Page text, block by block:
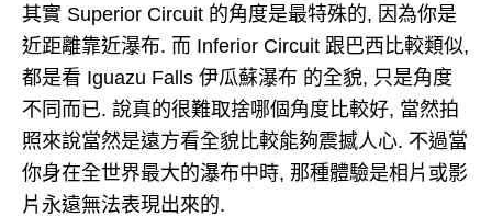
其實 Superior Circuit 的角度是最特殊的, 因為你是
近距離靠近瀑布. 而 Inferior Circuit 跟巴西比較類似,
都是看 Iguazu Falls 伊瓜蘇瀑布 的全貌, 只是角度
不同而已. 說真的很難取捨哪個角度比較好, 當然拍
照來說當然是遠方看全貌比較能夠震撼人心. 不過當
你身在全世界最大的瀑布中時, 那種體驗是相片或影
片永遠無法表現出來的.